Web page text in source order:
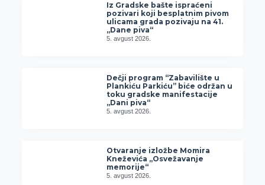
Iz Gradske bašte ispraćeni
pozivari koji besplatnim pivom
ulicama grada pozivaju na 41.
„Dane piva“
5. avgust 2026.
Dečji program “Zabavilište u
Plankiću Parkiću” biće održan u
toku gradske manifestacije
„Dani piva“
5. avgust 2026.
Otvaranje izložbe Momira
Kneževića „Osvežavanje
memorije“
5. avgust 2026.